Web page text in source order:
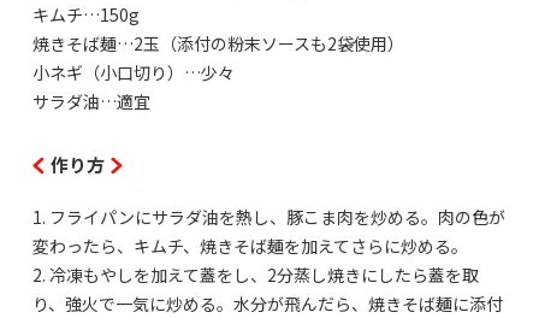
キムチ…150g
焼きそば麺…2玉（添付の粉末ソースも2袋使用）
小ネギ（小口切り）…少々
サラダ油…適宜
作り方
1. フライパンにサラダ油を熱し、豚こま肉を炒める。肉の色が
変わったら、キムチ、焼きそば麺を加えてさらに炒める。
2. 冷凍もやしを加えて蓋をし、2分蒸し焼きにしたら蓋を取
り、強火で一気に炒める。水分が飛んだら、焼きそば麺に添付